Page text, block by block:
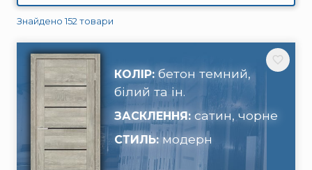
Знайдено 152 товари
КОЛІР: бетон темний,
білий та ін.
ЗАСКЛЕННЯ: сатин, чорне
СТИЛЬ:модерн